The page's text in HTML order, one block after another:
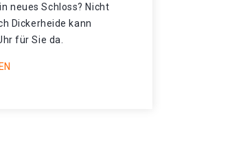
neues Schloss? Nicht
Dickerheide kann
für Sie da.